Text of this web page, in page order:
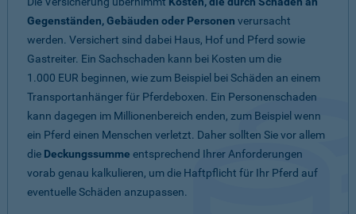
Gegenständen, Gebäuden oder Personen verursacht
werden. Versichert sind dabei Haus, Hof und Pferd sowie
Gastreiter. Ein Sachschaden kann bei Kosten um die
1.000 EUR beginnen, wie zum Beispiel bei Schäden an einem
Transportanhänger für Pferdeboxen. Ein Personenschaden
kann dagegen im Millionenbereich enden, zum Beispiel wenn
ein Pferd einen Menschen verletzt. Daher sollten Sie vor allem
die Deckungssumme entsprechend Ihrer Anforderungen
vorab genau kalkulieren, um die Haftpflicht für Ihr Pferd auf
eventuelle Schäden anzupassen.